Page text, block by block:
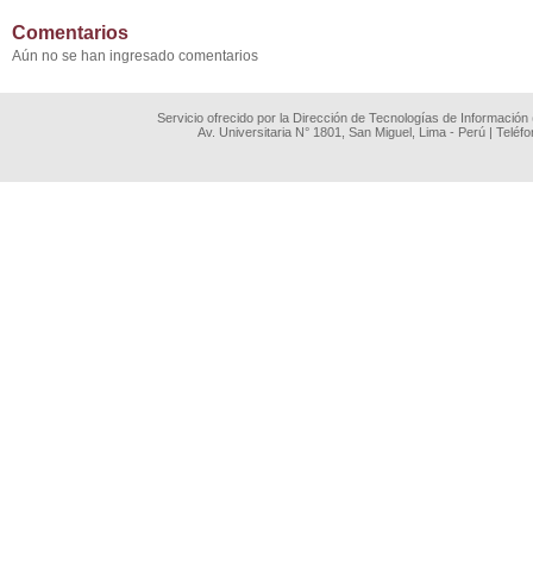
Comentarios
Aún no se han ingresado comentarios
Servicio ofrecido por la Dirección de Tecnologías de
Av. Universitaria N° 1801, San Miguel, Lima - Perú |